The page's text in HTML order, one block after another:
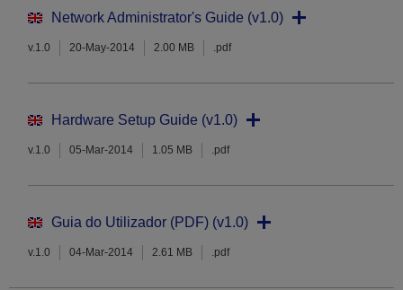
Network Administrator's Guide (v1.0)
v.1.0 20-May-2014 2.00 MB .pdf
Hardware Setup Guide (v1.0)
v.1.0 05-Mar-2014 1.05 MB .pdf
Guia do Utilizador (PDF) (v1.0)
v.1.0 04-Mar-2014 2.61 MB .pdf